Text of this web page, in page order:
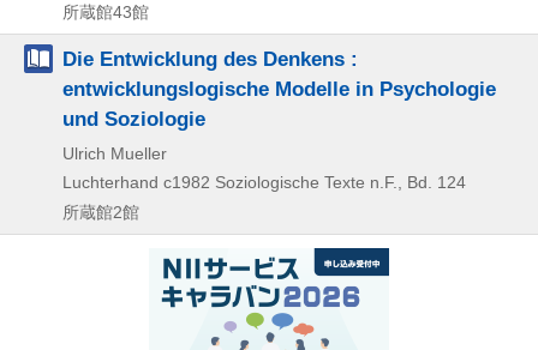
所蔵館43館
Die Entwicklung des Denkens :
entwicklungslogische Modelle in Psychologie
und Soziologie
Ulrich Mueller
Luchterhand c1982 Soziologische Texte n.F.,
Bd. 124
所蔵館2館